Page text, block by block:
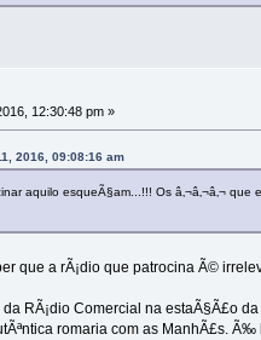
12:30:48 pm »
2016, 09:08:16 am
aquilo esqueÃ§am...!!! Os â‚¬â‚¬â‚¬
que a rÃ¡dio que patrocina Ã©
da RÃ¡dio Comercial na estaÃ§Ã£o
romaria com as ManhÃ£s.